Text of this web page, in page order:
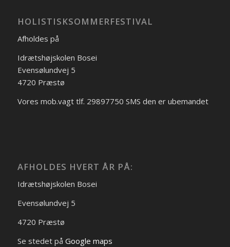
HOLISTISKSOMMERFESTIVAL
Afholdes på
Idrætshøjskolen Bosei
Evensølundvej 5
4720 Præstø
Vores mob.vagt tlf. 29897750 SMS den er ubemandet
AFHOLDES HVERT ÅR PÅ:
Idrætshøjskolen Bosei
Evensølundvej 5
4720 Præstø
Se stedet på Google maps